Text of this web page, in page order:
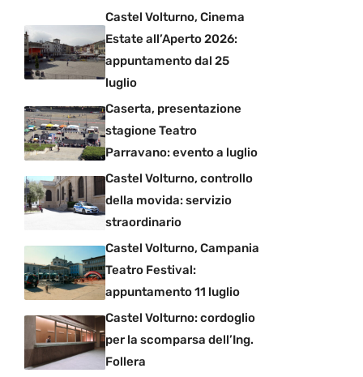
Castel Volturno, Cinema
Estate all’Aperto 2026:
appuntamento dal 25
luglio
Caserta, presentazione
stagione Teatro
Parravano: evento a luglio
Castel Volturno, controllo
della movida: servizio
straordinario
Castel Volturno, Campania
Teatro Festival:
appuntamento 11 luglio
Castel Volturno: cordoglio
per la scomparsa dell’Ing.
Follera